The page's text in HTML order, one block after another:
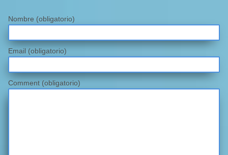
Nombre (obligatorio)
Email (obligatorio)
Comment (obligatorio)